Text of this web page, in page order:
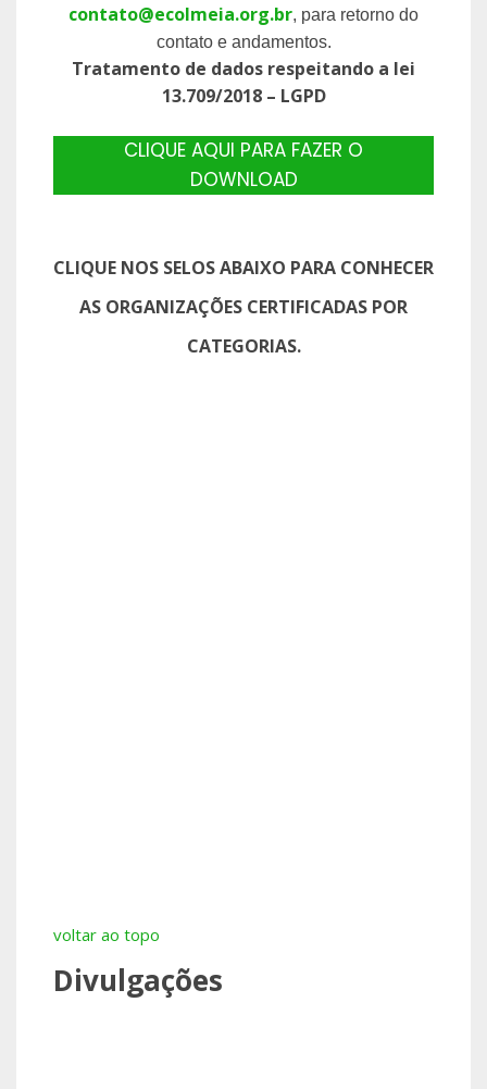
contato@ecolmeia.org.br, para retorno do
contato e andamentos.
Tratamento de dados respeitando a lei
13.709/2018 – LGPD
CLIQUE AQUI PARA FAZER O
DOWNLOAD
CLIQUE NOS SELOS ABAIXO PARA CONHECER
AS ORGANIZAÇÕES CERTIFICADAS POR
CATEGORIAS.
voltar ao topo
Divulgações